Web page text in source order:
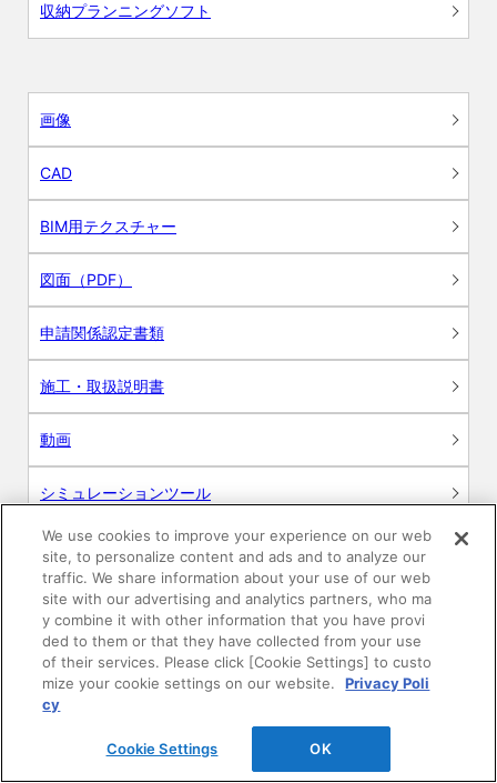
収納プランニングソフト
画像
CAD
BIM用テクスチャー
図面（PDF）
申請関係認定書類
施工・取扱説明書
動画
シミュレーションツール
24時間換気システム〈エアスマート〉
簡易設計見積ソフト
R&Dセンター環境測定・分析サービス
商品マスター申し込み
We use cookies to improve your experience on our web
site, to personalize content and ads and to analyze our
traffic. We share information about your use of our web
site with our advertising and analytics partners, who ma
y combine it with other information that you have provi
ded to them or that they have collected from your use
of their services. Please click [Cookie Settings] to custo
mize your cookie settings on our website.
Privacy Poli
cy
Cookie Settings OK